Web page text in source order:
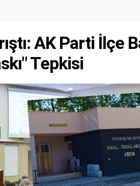
AK Parti İlçe
Tepkisi